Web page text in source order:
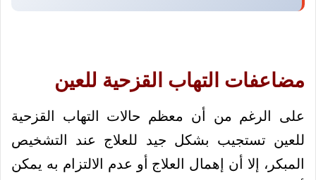
مضاعفات التهاب القزحية للعين
على الرغم من أن معظم حالات التهاب القزحية
للعين تستجيب بشكل جيد للعلاج عند التشخيص
المبكر، إلا أن إهمال العلاج أو عدم الالتزام به يمكن